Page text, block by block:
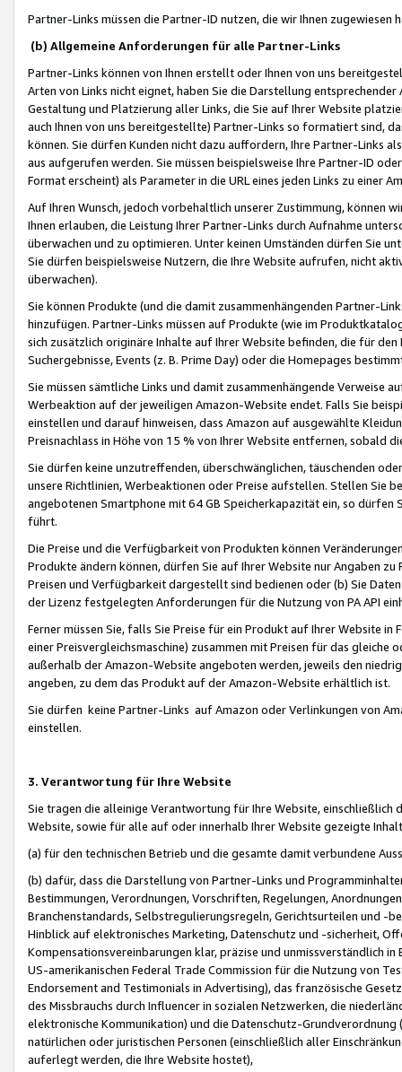
Partner-Links müssen die Partner-ID nutzen, die wir Ihnen zugewiesen
(b) Allgemeine Anforderungen für alle Partner-Links
Partner-Links können von Ihnen erstellt oder Ihnen von uns
Arten von Links nicht eignet, haben Sie die Darstellung
Gestaltung und Platzierung aller Links, die Sie auf Ihrer Website
auch Ihnen von uns bereitgestellte) Partner-Links so formatiert sind,
können. Sie dürfen Kunden nicht dazu auffordern, Ihre Partner-Links
aus aufgerufen werden. Sie müssen beispielsweise Ihre Partner-ID
Format erscheint) als Parameter in die URL eines jeden Links zu einer
Auf Ihren Wunsch, jedoch vorbehaltlich unserer Zustimmung, können
Ihnen erlauben, die Leistung Ihrer Partner-Links durch Aufnahme
überwachen und zu optimieren. Unter keinen Umständen dürfen Sie
Sie dürfen beispielsweise Nutzern, die Ihre Website aufrufen, nicht
überwachen).
Sie können Produkte (und die damit zusammenhängenden Partner-
hinzufügen. Partner-Links müssen auf Produkte (wie im
sich zusätzlich originäre Inhalte auf Ihrer Website befinden, die für
Suchergebnisse, Events (z. B. Prime Day) oder die Homepages
Sie müssen sämtliche Links und damit zusammenhängende
Werbeaktion auf der jeweiligen Amazon-Website endet. Falls Sie
einstellen und darauf hinweisen, dass Amazon auf ausgewählte
Preisnachlass in Höhe von 15 % von Ihrer Website entfernen, sobald
Sie dürfen keine unzutreffenden, überschwänglichen, täuschenden
unsere Richtlinien, Werbeaktionen oder Preise aufstellen. Stellen Sie
angebotenen Smartphone mit 64 GB Speicherkapazität ein, so dürfen
führt.
Die Preise und die Verfügbarkeit von Produkten können
Produkte ändern können, dürfen Sie auf Ihrer Website nur Angaben
Preisen und Verfügbarkeit dargestellt sind bedienen oder (b) Sie
der Lizenz festgelegten Anforderungen für die Nutzung von PA API
Ferner müssen Sie, falls Sie Preise für ein Produkt auf Ihrer Website
einer Preisvergleichsmaschine) zusammen mit Preisen für das
außerhalb der Amazon-Website angeboten werden, jeweils den
angeben, zu dem das Produkt auf der Amazon-Website erhältlich ist.
Sie dürfen keine Partner-Links auf Amazon oder Verlinkungen von
einstellen.
3. Verantwortung für Ihre Website
Sie tragen die alleinige Verantwortung für Ihre Website,
Website, sowie für alle auf oder innerhalb Ihrer Website gezeigte
(a) für den technischen Betrieb und die gesamte damit verbundene
(b) dafür, dass die Darstellung von Partner-Links und
Bestimmungen, Verordnungen, Vorschriften, Regelungen,
Branchenstandards, Selbstregulierungsregeln, Gerichtsurteilen und -
Hinblick auf elektronisches Marketing, Datenschutz und -sicherheit,
Kompensationsvereinbarungen klar, präzise und unmissverständlich
US-amerikanischen Federal Trade Commission für die Nutzung von
Endorsement and Testimonials in Advertising), das französische
des Missbrauchs durch Influencer in sozialen Netzwerken, die
elektronische Kommunikation) und die Datenschutz-
natürlichen oder juristischen Personen (einschließlich aller
auferlegt werden, die Ihre Website hostet),